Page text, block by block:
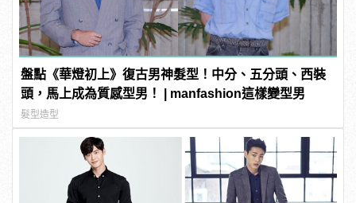
盤點《華燈初上》復古男神髮型！中分、五分頭、西裝
頭，馬上成為質感型男！ | manfashion這樣變型男
髮型造型